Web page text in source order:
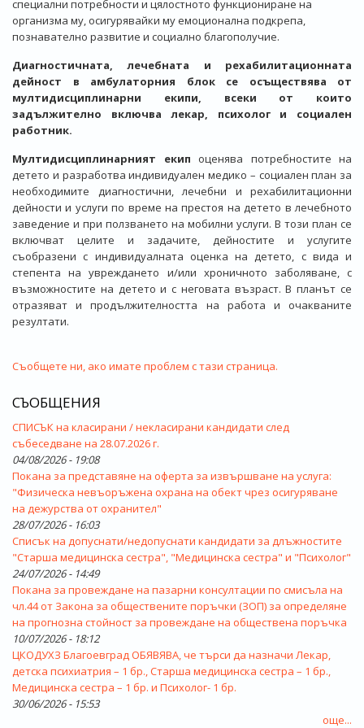
специални потребности и цялостното функциониране на
организма му, осигурявайки му емоционална подкрепа,
познавателно развитие и социално благополучие.
Диагностичната, лечебната и рехабилитационната
дейност в амбулаторния блок се осъществява от
мултидисциплинарни екипи, всеки от които
задължително включва лекар, психолог и социален
работник.
Мултидисциплинарният екип оценява потребностите на
детето и разработва индивидуален медико – социален план за
необходимите диагностични, лечебни и рехабилитационни
дейности и услуги по време на престоя на детето в лечебното
заведение и при ползването на мобилни услуги. В този план се
включват целите и задачите, дейностите и услугите
съобразени с индивидуалната оценка на детето, с вида и
степента на увреждането и/или хроничното заболяване, с
възможностите на детето и с неговата възраст. В планът се
отразяват и продължителността на работа и очакваните
резултати.
Съобщете ни, ако имате проблем с тази страница.
СЪОБЩЕНИЯ
СПИСЪК на класирани / некласирани кандидати след
събеседване на 28.07.2026 г.
04/08/2026 - 19:08
Покана за представяне на оферта за извършване на услуга:
"Физическа невъоръжена охрана на обект чрез осигуряване
на дежурства от охранител"
28/07/2026 - 16:03
Списък на допуснати/недопуснати кандидати за длъжностите
"Старша медицинска сестра", "Медицинска сестра" и "Психолог"
24/07/2026 - 14:49
Покана за провеждане на пазарни консултации по смисъла на
чл.44 от Закона за обществените поръчки (ЗОП) за определяне
на прогнозна стойност за провеждане на обществена поръчка
10/07/2026 - 18:12
ЦКОДУХЗ Благоевград ОБЯВЯВА, че търси да назначи Лекар,
детска психиатрия – 1 бр., Старша медицинска сестра – 1 бр.,
Медицинска сестра – 1 бр. и Психолог- 1 бр.
30/06/2026 - 15:53
още...